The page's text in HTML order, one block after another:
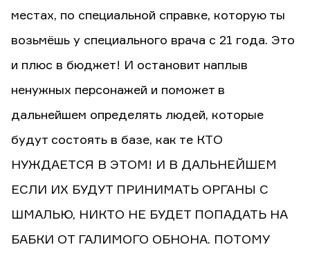
местах, по специальной справке, которую ты
возьмёшь у специального врача с 21 года. Это
и плюс в бюджет! И остановит наплыв
ненужных персонажей и поможет в
дальнейшем определять людей, которые
будут состоять в базе, как те КТО
НУЖДАЕТСЯ В ЭТОМ! И В ДАЛЬНЕЙШЕМ
ЕСЛИ ИХ БУДУТ ПРИНИМАТЬ ОРГАНЫ С
ШМАЛЬЮ, НИКТО НЕ БУДЕТ ПОПАДАТЬ НА
БАБКИ ОТ ГАЛИМОГО ОБНОНА. ПОТОМУ